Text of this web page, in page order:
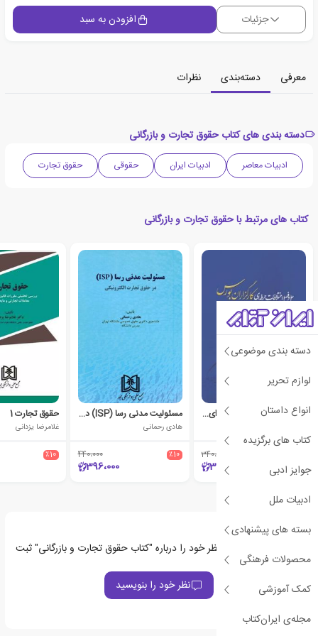
دسته بندی موضوعی
لوازم تحریر
انواع داستان
کتاب های برگزیده
جوایز ادبی
ادبیات ملل
بسته های پیشنهادی
محصولات فرهنگی
کمک آموزشی
مجله‌ی ایران‌کتاب
جزئیات افزودن به سبد
معرفی دسته‌بندی نظرات
دسته بندی های کتاب حقوق تجارت و بازرگانی
ادبیات معاصر ادبیات ایران حقوقی حقوق تجارت
کتاب های مرتبط با حقوق تجارت و بازرگانی
حل و فصل اختلافات حرفه ای کارگزاران بورس
340،000
306،000
مسئولیت مدنی رسا (ISP) در حقوق تجارت الکترونیکی
هادی رحمانی
٪10 440،000
396،000
حقوق تجارت 1
غلامرضا یزدانی
٪10
اولین نفری باشید که نظر خود را درباره "کتاب حقوق تجارت و بازرگانی" ثبت
می‌کند
نظر خود را بنویسید